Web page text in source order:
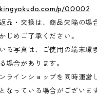
p/00002
品・交換は、商品欠陥の場
じめご了承ください。
る写真は、ご使用の端末環
場合があります。
ラインショップを同時運営
なっている場合がございま